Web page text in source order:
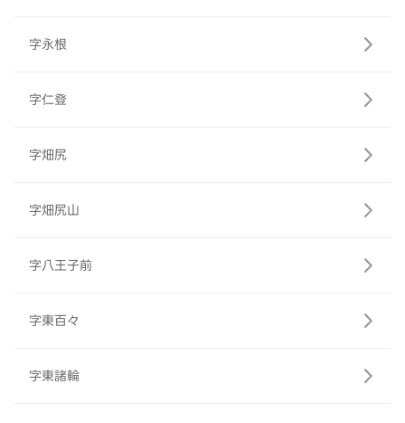
字永根
字仁登
字畑尻
字畑尻山
字八王子前
字東百々
字東諸輪